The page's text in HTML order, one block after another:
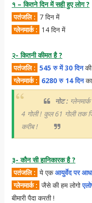
१ – कितने दिन में सही हुए लोग ?
पतंजलि : 7 दिन में
ग्लेनमार्क : 14 दिन में
२- कितनी कीमत है ?
पतंजलि : 545 रु में 30 दिनकी
ग्लेनमार्क : 6280 रु 14 दिन
नोट :
4 गोली ! कुल 61 गोली तक
करीब !
३- कौन सी हानिकारक है ?
पतंजलि : ये एकआयुर्वेद पर
ग्लेनमार्क : जैसे की हम लोगो
बीमारी पैदा करती !